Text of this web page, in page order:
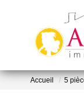
Accueil 5